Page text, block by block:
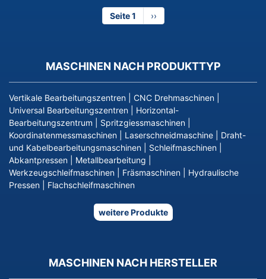
Seite 1
Nächste
Seite
››
MASCHINEN NACH PRODUKTTYP
Vertikale Bearbeitungszentren CNC Drehmaschinen
Universal Bearbeitungszentren
Horizontal-
Bearbeitungszentrum
Spritzgiessmaschinen
Koordinatenmessmaschinen
Laserschneidmaschine
Draht-
und Kabelbearbeitungsmaschinen
Schleifmaschinen
Abkantpressen
Metallbearbeitung
Werkzeugschleifmaschinen
Fräsmaschinen
Hydraulische
Pressen
Flachschleifmaschinen
weitere Produkte
MASCHINEN NACH HERSTELLER